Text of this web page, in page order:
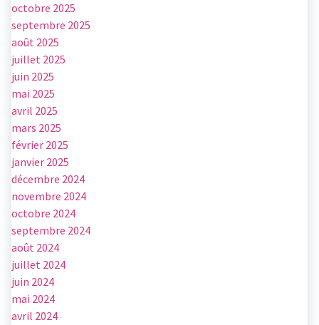
octobre 2025
septembre 2025
août 2025
juillet 2025
juin 2025
mai 2025
avril 2025
mars 2025
février 2025
janvier 2025
décembre 2024
novembre 2024
octobre 2024
septembre 2024
août 2024
juillet 2024
juin 2024
mai 2024
avril 2024